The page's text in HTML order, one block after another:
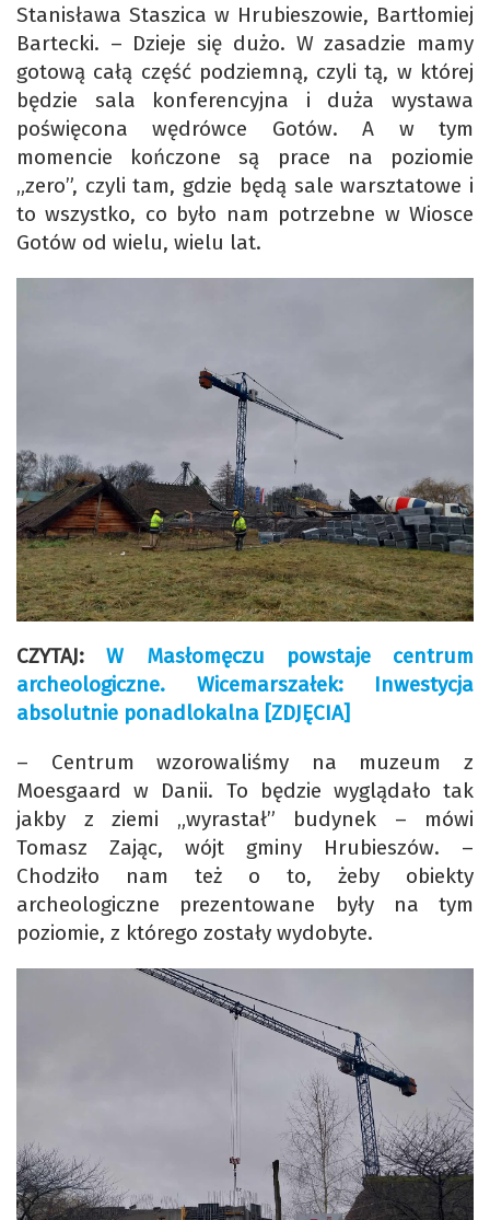
Stanisława Staszica w Hrubieszowie, Bartłomiej
Bartecki. – Dzieje się dużo. W zasadzie mamy
gotową całą część podziemną, czyli tą, w której
będzie sala konferencyjna i duża wystawa
poświęcona wędrówce Gotów. A w tym
momencie kończone są prace na poziomie
„zero”, czyli tam, gdzie będą sale warsztatowe i
to wszystko, co było nam potrzebne w Wiosce
Gotów od wielu, wielu lat.
CZYTAJ:W Masłomęczu powstaje centrum
archeologiczne. Wicemarszałek: Inwestycja
absolutnie ponadlokalna [ZDJĘCIA]
– Centrum wzorowaliśmy na muzeum z
Moesgaard w Danii. To będzie wyglądało tak
jakby z ziemi „wyrastał” budynek – mówi
Tomasz Zając, wójt gminy Hrubieszów. –
Chodziło nam też o to, żeby obiekty
archeologiczne prezentowane były na tym
poziomie, z którego zostały wydobyte.